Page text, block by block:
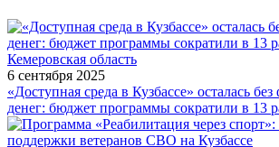
Кемеровская область
6 сентября 2025
«Доступная среда в Кузбассе» осталась
денег: бюджет программы сократили в 13